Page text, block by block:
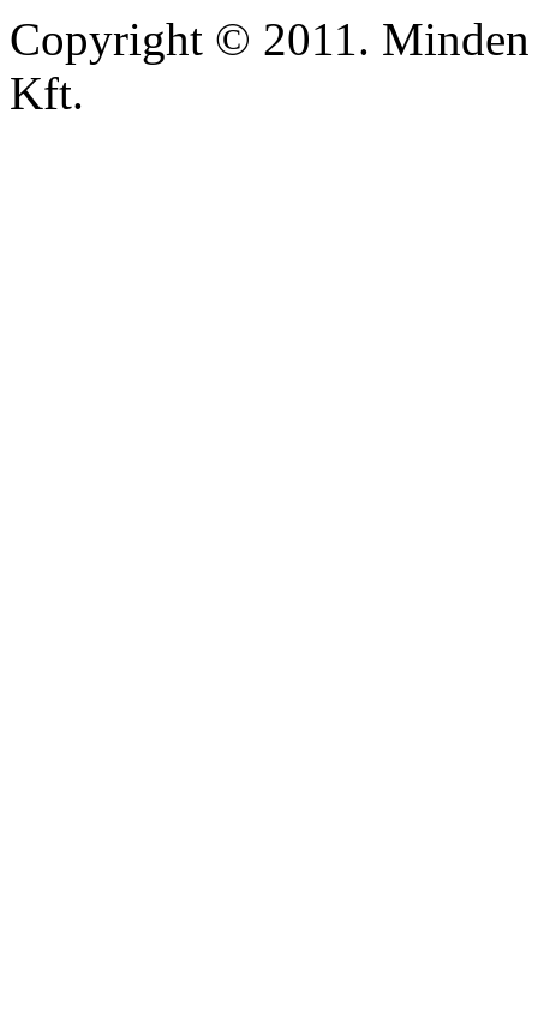
Copyright © 2011.
Kft.